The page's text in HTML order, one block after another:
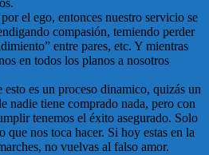
el ego, entonces nuestro servicio se
compasión, temiendo perder
entre pares, etc. Y mientras
en todos los planos a nosotros
esto es un proceso dinamico, quizás un
nadie tiene comprado nada, pero con
tenemos el éxito asegurado. Solo
que nos toca hacer. Si hoy estas en la
no vuelvas al falso amor.